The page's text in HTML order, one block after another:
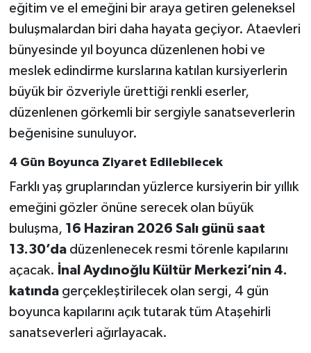
eğitim ve el emeğini bir araya getiren geleneksel
buluşmalardan biri daha hayata geçiyor. Ataevleri
bünyesinde yıl boyunca düzenlenen hobi ve
meslek edindirme kurslarına katılan kursiyerlerin
büyük bir özveriyle ürettiği renkli eserler,
düzenlenen görkemli bir sergiyle sanatseverlerin
beğenisine sunuluyor.
4 Gün Boyunca Ziyaret Edilebilecek
Farklı yaş gruplarından yüzlerce kursiyerin bir yıllık
emeğini gözler önüne serecek olan büyük
buluşma, 16 Haziran 2026 Salı günü saat
13.30’dadüzenlenecek resmi törenle kapılarını
açacak. İnal Aydınoğlu Kültür Merkezi’nin 4.
katındagerçekleştirilecek olan sergi, 4 gün
boyunca kapılarını açık tutarak tüm Ataşehirli
sanatseverleri ağırlayacak.